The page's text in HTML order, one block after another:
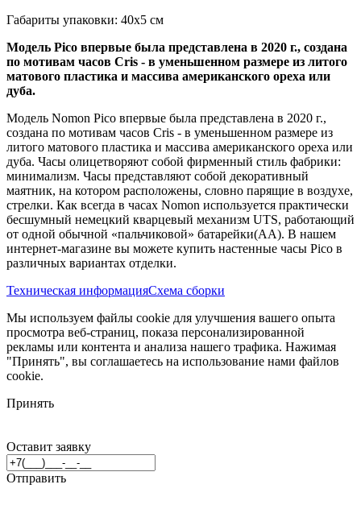
Габариты упаковки: 40x5 см
Модель Pico впервые была представлена в 2020 г., создана
по мотивам часов Cris - в уменьшенном размере из литого
матового пластика и массива американского ореха или
дуба.
Модель Nomon Pico впервые была представлена в 2020 г.,
создана по мотивам часов Cris - в уменьшенном размере из
литого матового пластика и массива американского ореха или
дуба. Часы олицетворяют собой фирменный стиль фабрики:
минимализм. Часы представляют собой декоративный
маятник, на котором расположены, словно парящие в воздухе,
стрелки. Как всегда в часах Nomon используется практически
бесшумный немецкий кварцевый механизм UTS, работающий
от одной обычной «пальчиковой» батарейки(AA). В нашем
интернет-магазине вы можете купить настенные часы Pico в
различных вариантах отделки.
Техническая информацияСхема сборки
Мы используем файлы cookie для улучшения вашего опыта
просмотра веб-страниц, показа персонализированной
рекламы или контента и анализа нашего трафика. Нажимая
"Принять", вы соглашаетесь на использование нами файлов
cookie.
Принять
Оставит заявку
Отправить